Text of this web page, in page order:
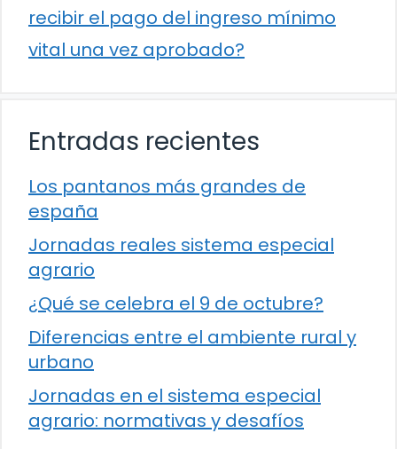
recibir el pago del ingreso mínimo
vital una vez aprobado?
Entradas recientes
Los pantanos más grandes de
españa
Jornadas reales sistema especial
agrario
¿Qué se celebra el 9 de octubre?
Diferencias entre el ambiente rural y
urbano
Jornadas en el sistema especial
agrario: normativas y desafíos